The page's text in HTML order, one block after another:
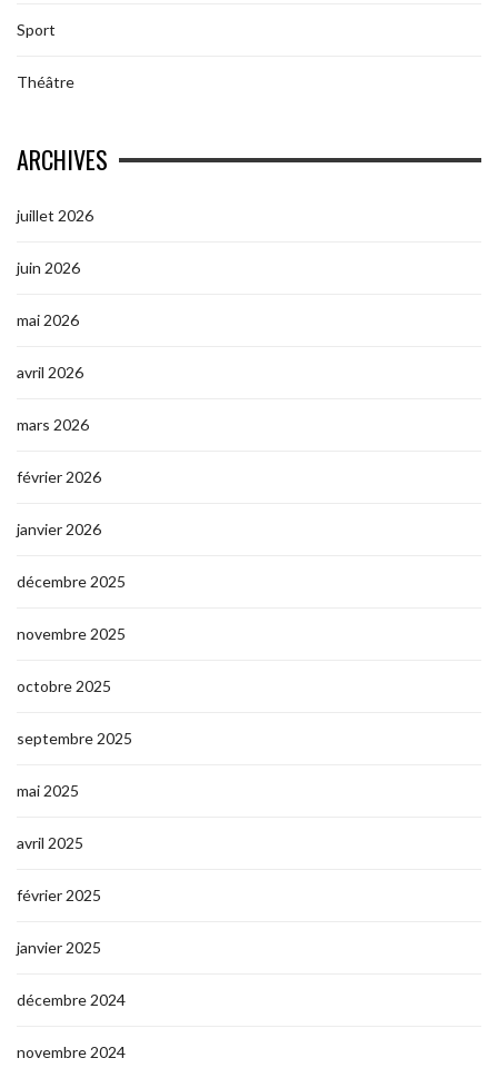
Sport
Théâtre
ARCHIVES
juillet 2026
juin 2026
mai 2026
avril 2026
mars 2026
février 2026
janvier 2026
décembre 2025
novembre 2025
octobre 2025
septembre 2025
mai 2025
avril 2025
février 2025
janvier 2025
décembre 2024
novembre 2024